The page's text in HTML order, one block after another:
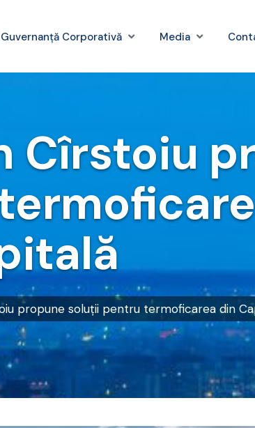
Guvernanță Corporativă Media
Cîrstoiu
propune soluţii pentru termoficarea din